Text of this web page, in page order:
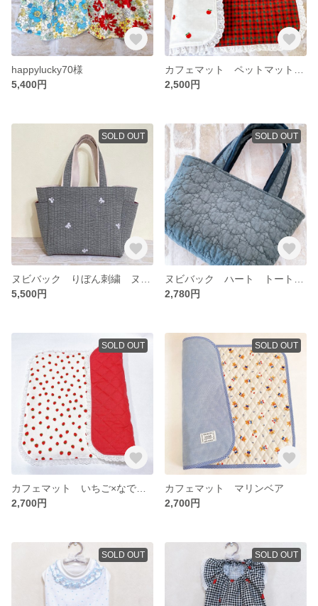
happylucky70様
5,400円
2,500円
SOLD OUT
5,500円
SOLD OUT
2,780円
SOLD OUT
2,700円
SOLD OUT
カフェマット マリンベア
2,700円
SOLD OUT SOLD OUT